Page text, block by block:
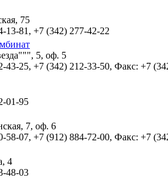
75
13-81, +7 (342) 277-42-22
5, оф. 5
43-25, +7 (342) 212-33-50, Факс: +7
01-95
7, оф. 6
58-07, +7 (912) 884-72-00, Факс: +7
4
48-03